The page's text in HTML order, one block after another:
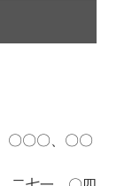
、〇〇